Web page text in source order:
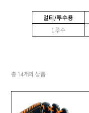
멀티/투수용
1루수
총14개의 상품